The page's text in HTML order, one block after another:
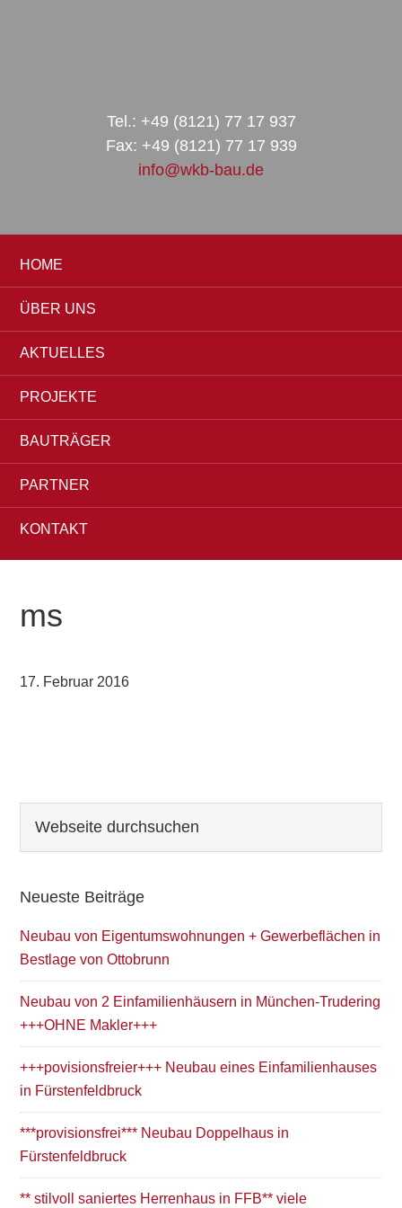
Tel.: +49 (8121) 77 17 937
Fax: +49 (8121) 77 17 939
info@wkb-bau.de
HOME
ÜBER UNS
AKTUELLES
PROJEKTE
BAUTRÄGER
PARTNER
KONTAKT
ms
17. Februar 2016
Seitenspalte
durchsuchen
Neueste Beiträge
Neubau von Eigentumswohnungen + Gewerbeflächen in
Bestlage von Ottobrunn
Neubau von 2 Einfamilienhäusern in München-Trudering
+++OHNE Makler+++
+++povisionsfreier+++ Neubau eines Einfamilienhauses
in Fürstenfeldbruck
***provisionsfrei*** Neubau Doppelhaus in
Fürstenfeldbruck
** stilvoll saniertes Herrenhaus in FFB** viele